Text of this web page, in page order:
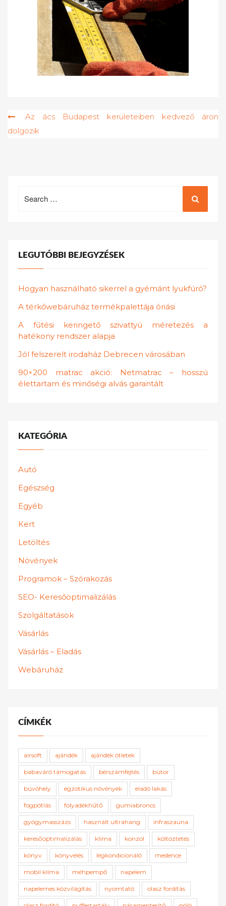
Bejegyzés
navigáció
Az ács Budapest kerületeiben kedvező áron
dolgozik
for:
LEGUTÓBBI BEJEGYZÉSEK
Hogyan használható sikerrel a gyémánt lyukfúró?
A térkőwebáruház termékpalettája óriási
A fűtési keringető szivattyú méretezés a
hatékony rendszer alapja
Jól felszerelt irodaház Debrecen városában
90×200 matrac akció: Netmatrac – hosszú
élettartam és minőségi alvás garantált
KATEGÓRIA
Autó
Egészség
Egyéb
Kert
Letöltés
Növények
Programok – Szórakozás
SEO- Keresőoptimalizálás
Szolgáltatások
Vásárlás
Vásárlás – Eladás
Webáruház
CÍMKÉK
airsoft ajándék ajándék ötletek
babaváró támogatás bérszámfejtés bútor
búvóhely egzotikus növények eladó lakás
fogpótlás folyadékhűtő gumiabroncs
gyógymasszázs használt ultrahang infraszauna
keresőoptimalizálás klíma konzol költöztetés
könyv könyvelés légkondicionáló medence
mobil klíma méhpempő napelem
napelemes közvilágítás nyomtató olasz fordítás